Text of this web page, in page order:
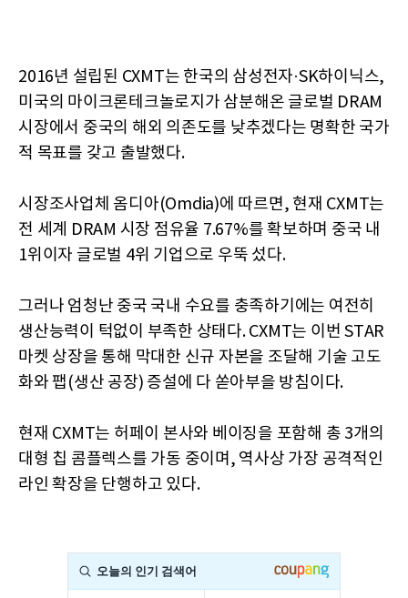
2016년 설립된 CXMT는 한국의 삼성전자·SK하이닉스,
미국의 마이크론테크놀로지가 삼분해온 글로벌 DRAM
시장에서 중국의 해외 의존도를 낮추겠다는 명확한 국가
적 목표를 갖고 출발했다.
시장조사업체 옴디아(Omdia)에 따르면, 현재 CXMT는
전 세계 DRAM 시장 점유율 7.67%를 확보하며 중국 내
1위이자 글로벌 4위 기업으로 우뚝 섰다.
그러나 엄청난 중국 국내 수요를 충족하기에는 여전히
생산능력이 턱없이 부족한 상태다. CXMT는 이번 STAR
마켓 상장을 통해 막대한 신규 자본을 조달해 기술 고도
화와 팹(생산 공장) 증설에 다 쏟아부을 방침이다.
현재 CXMT는 허페이 본사와 베이징을 포함해 총 3개의
대형 칩 콤플렉스를 가동 중이며, 역사상 가장 공격적인
라인 확장을 단행하고 있다.